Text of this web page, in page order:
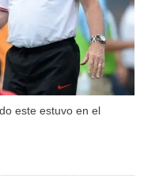
este estuvo en el
X